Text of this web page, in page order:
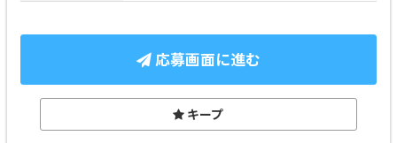
応募画面に進む
キープ